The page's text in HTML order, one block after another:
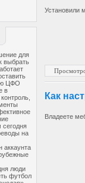
для
выбрать
ЦФО
в
сегодня
на
аккаунта
люди
футбол
Установили
Как
Владеете